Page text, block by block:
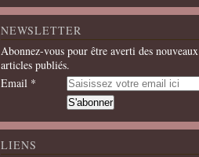
NEWSLETTER
Abonnez-vous pour être averti des nouveaux
articles publiés.
Email
LIENS